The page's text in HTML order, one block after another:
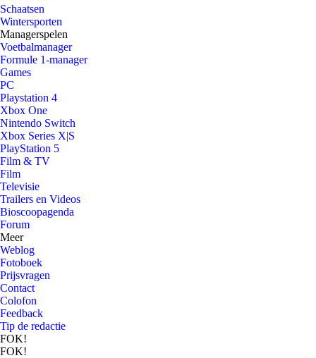
Schaatsen
Wintersporten
Managerspelen
Voetbalmanager
Formule 1-manager
Games
PC
Playstation 4
Xbox One
Nintendo Switch
Xbox Series X|S
PlayStation 5
Film & TV
Film
Televisie
Trailers en Videos
Bioscoopagenda
Forum
Meer
Weblog
Fotoboek
Prijsvragen
Contact
Colofon
Feedback
Tip de redactie
FOK!
FOK!